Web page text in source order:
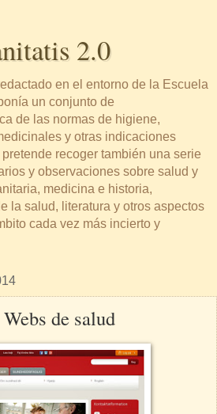
2.0
en el entorno de la Escuela
un conjunto de
de las normas de higiene,
y otras indicaciones
recoger también una serie
y observaciones sobre salud y
medicina e historia,
la salud, literatura y otros aspectos
cada vez más incierto y
de salud